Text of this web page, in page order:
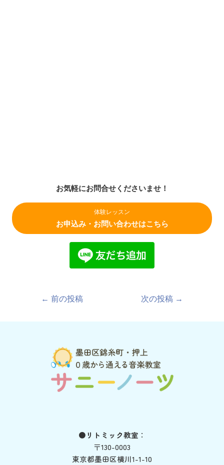
お気軽にお問合せくださいませ！
体験レッスン
お申込み・お問い合わせはこちら
← 前の投稿 次の投稿 →
●リトミック教室 ：
〒130-0003
東京都墨田区横川1-1-10